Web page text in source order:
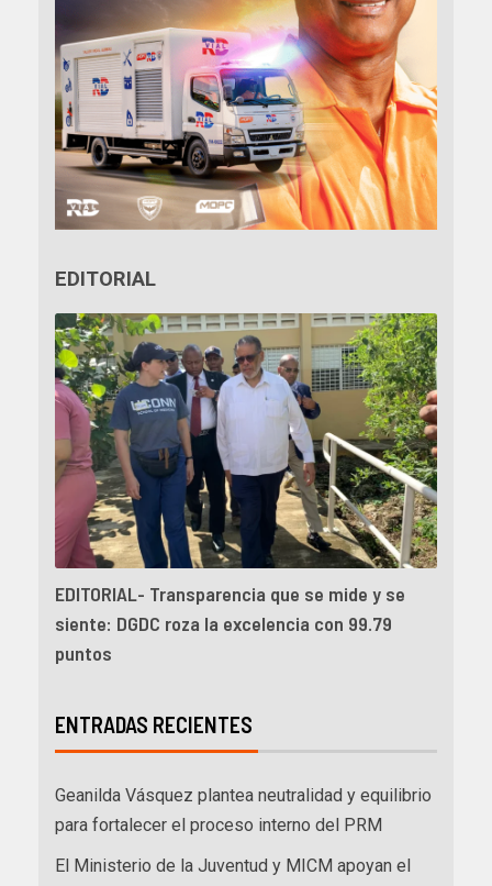
EDITORIAL
EDITORIAL- Transparencia que se mide y se
siente: DGDC roza la excelencia con 99.79
puntos
ENTRADAS RECIENTES
Geanilda Vásquez plantea neutralidad y equilibrio
para fortalecer el proceso interno del PRM
El Ministerio de la Juventud y MICM apoyan el